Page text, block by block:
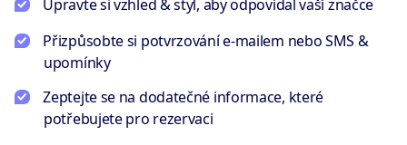
Upravte si vzhled & styl, aby odpovídal vaší značce
Přizpůsobte si potvrzování e-mailem nebo SMS &
upomínky
Zeptejte se na dodatečné informace, které
potřebujete pro rezervaci